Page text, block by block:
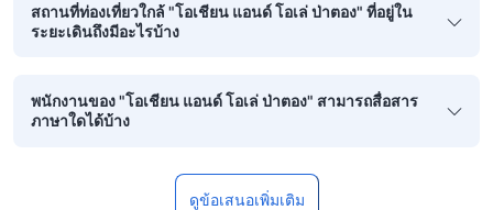
สถานที่ท่องเที่ยวใกล้ "โอเชียน แอนด์ โอเล่ ป่าตอง" ที่อยู่ใน
ระยะเดินถึงมีอะไรบ้าง
พนักงานของ "โอเชียน แอนด์ โอเล่ ป่าตอง" สามารถสื่อสาร
ภาษาใดได้บ้าง
ดูข้อเสนอเพิ่มเติม